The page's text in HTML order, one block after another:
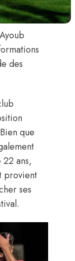
Ayoub
des
que
ans,
provient
ses